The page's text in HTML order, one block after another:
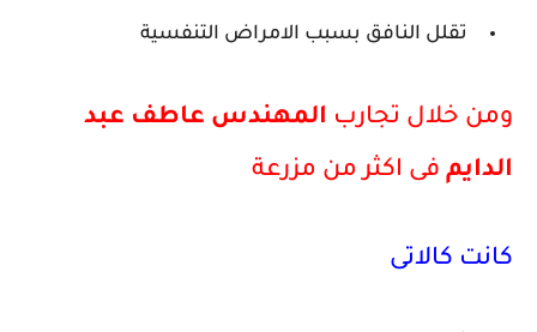
تقلل النافق بسبب الامراض التنفسية
ومن خلال تجارب المهندس عاطف عبد
الدايم فى اكثر من مزرعة
كانت كالاتى